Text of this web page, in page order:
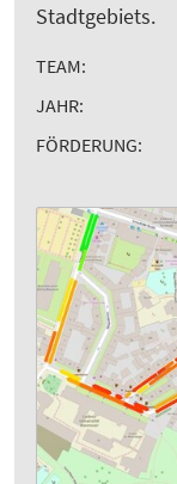
Stadtgebiets.
TEAM:
JAHR:
FÖRDERUNG: